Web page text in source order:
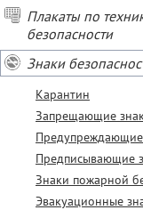
Плакаты по
безопасности
Знаки
Карантин
Запрещающие
Предписывающие
Знаки пожарной
Эвакуационные